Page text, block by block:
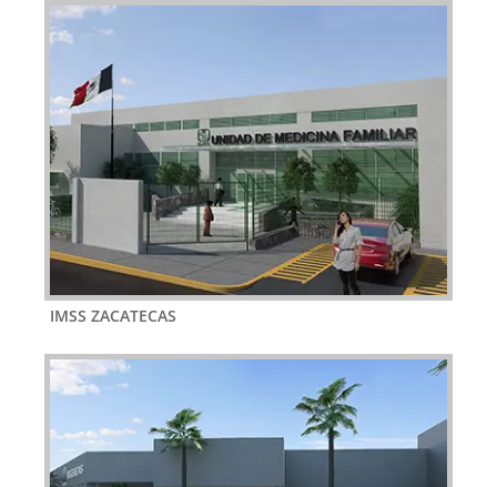
IMSS ZACATECAS